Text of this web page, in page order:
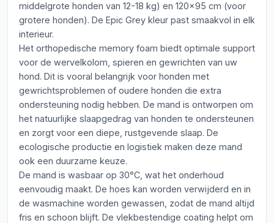
middelgrote honden van 12-18 kg) en 120x95 cm (voor
grotere honden). De Epic Grey kleur past smaakvol in elk
interieur.
Het orthopedische memory foam biedt optimale support
voor de wervelkolom, spieren en gewrichten van uw
hond. Dit is vooral belangrijk voor honden met
gewrichtsproblemen of oudere honden die extra
ondersteuning nodig hebben. De mand is ontworpen om
het natuurlijke slaapgedrag van honden te ondersteunen
en zorgt voor een diepe, rustgevende slaap. De
ecologische productie en logistiek maken deze mand
ook een duurzame keuze.
De mand is wasbaar op 30°C, wat het onderhoud
eenvoudig maakt. De hoes kan worden verwijderd en in
de wasmachine worden gewassen, zodat de mand altijd
fris en schoon blijft. De vlekbestendige coating helpt om